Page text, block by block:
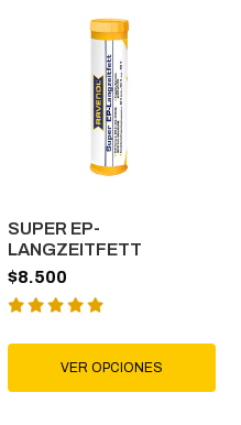
SUPER EP-
LANGZEITFETT
$8.500
VER OPCIONES